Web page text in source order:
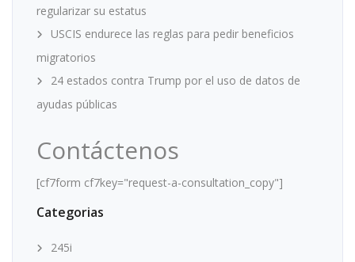
regularizar su estatus
USCIS endurece las reglas para pedir beneficios
migratorios
24 estados contra Trump por el uso de datos de
ayudas públicas
Contáctenos
[cf7form cf7key="request-a-consultation_copy"]
Categorias
245i